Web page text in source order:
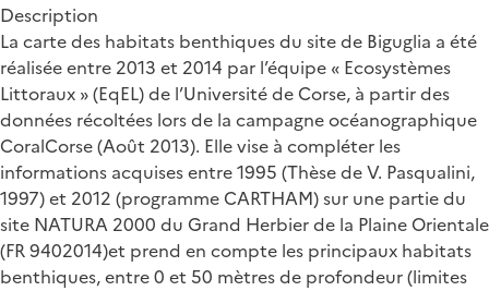
Description
La carte des habitats benthiques du site de Biguglia a été
réalisée entre 2013 et 2014 par l’équipe « Ecosystèmes
Littoraux » (EqEL) de l’Université de Corse, à partir des
données récoltées lors de la campagne océanographique
CoralCorse (Août 2013). Elle vise à compléter les
informations acquises entre 1995 (Thèse de V. Pasqualini,
1997) et 2012 (programme CARTHAM) sur une partie du
site NATURA 2000 du Grand Herbier de la Plaine Orientale
(FR 9402014)et prend en compte les principaux habitats
benthiques, entre 0 et 50 mètres de profondeur (limites